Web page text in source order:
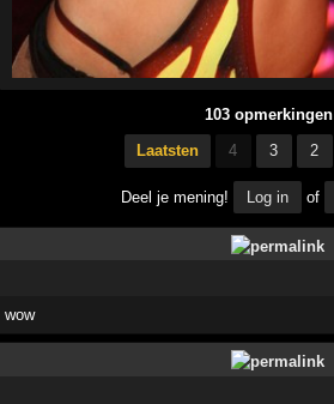
103 opmerkingen
Laatsten 4 3 2
Deel je mening! Log in of
wow